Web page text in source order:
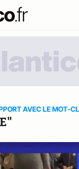
AVEC LE MOT-